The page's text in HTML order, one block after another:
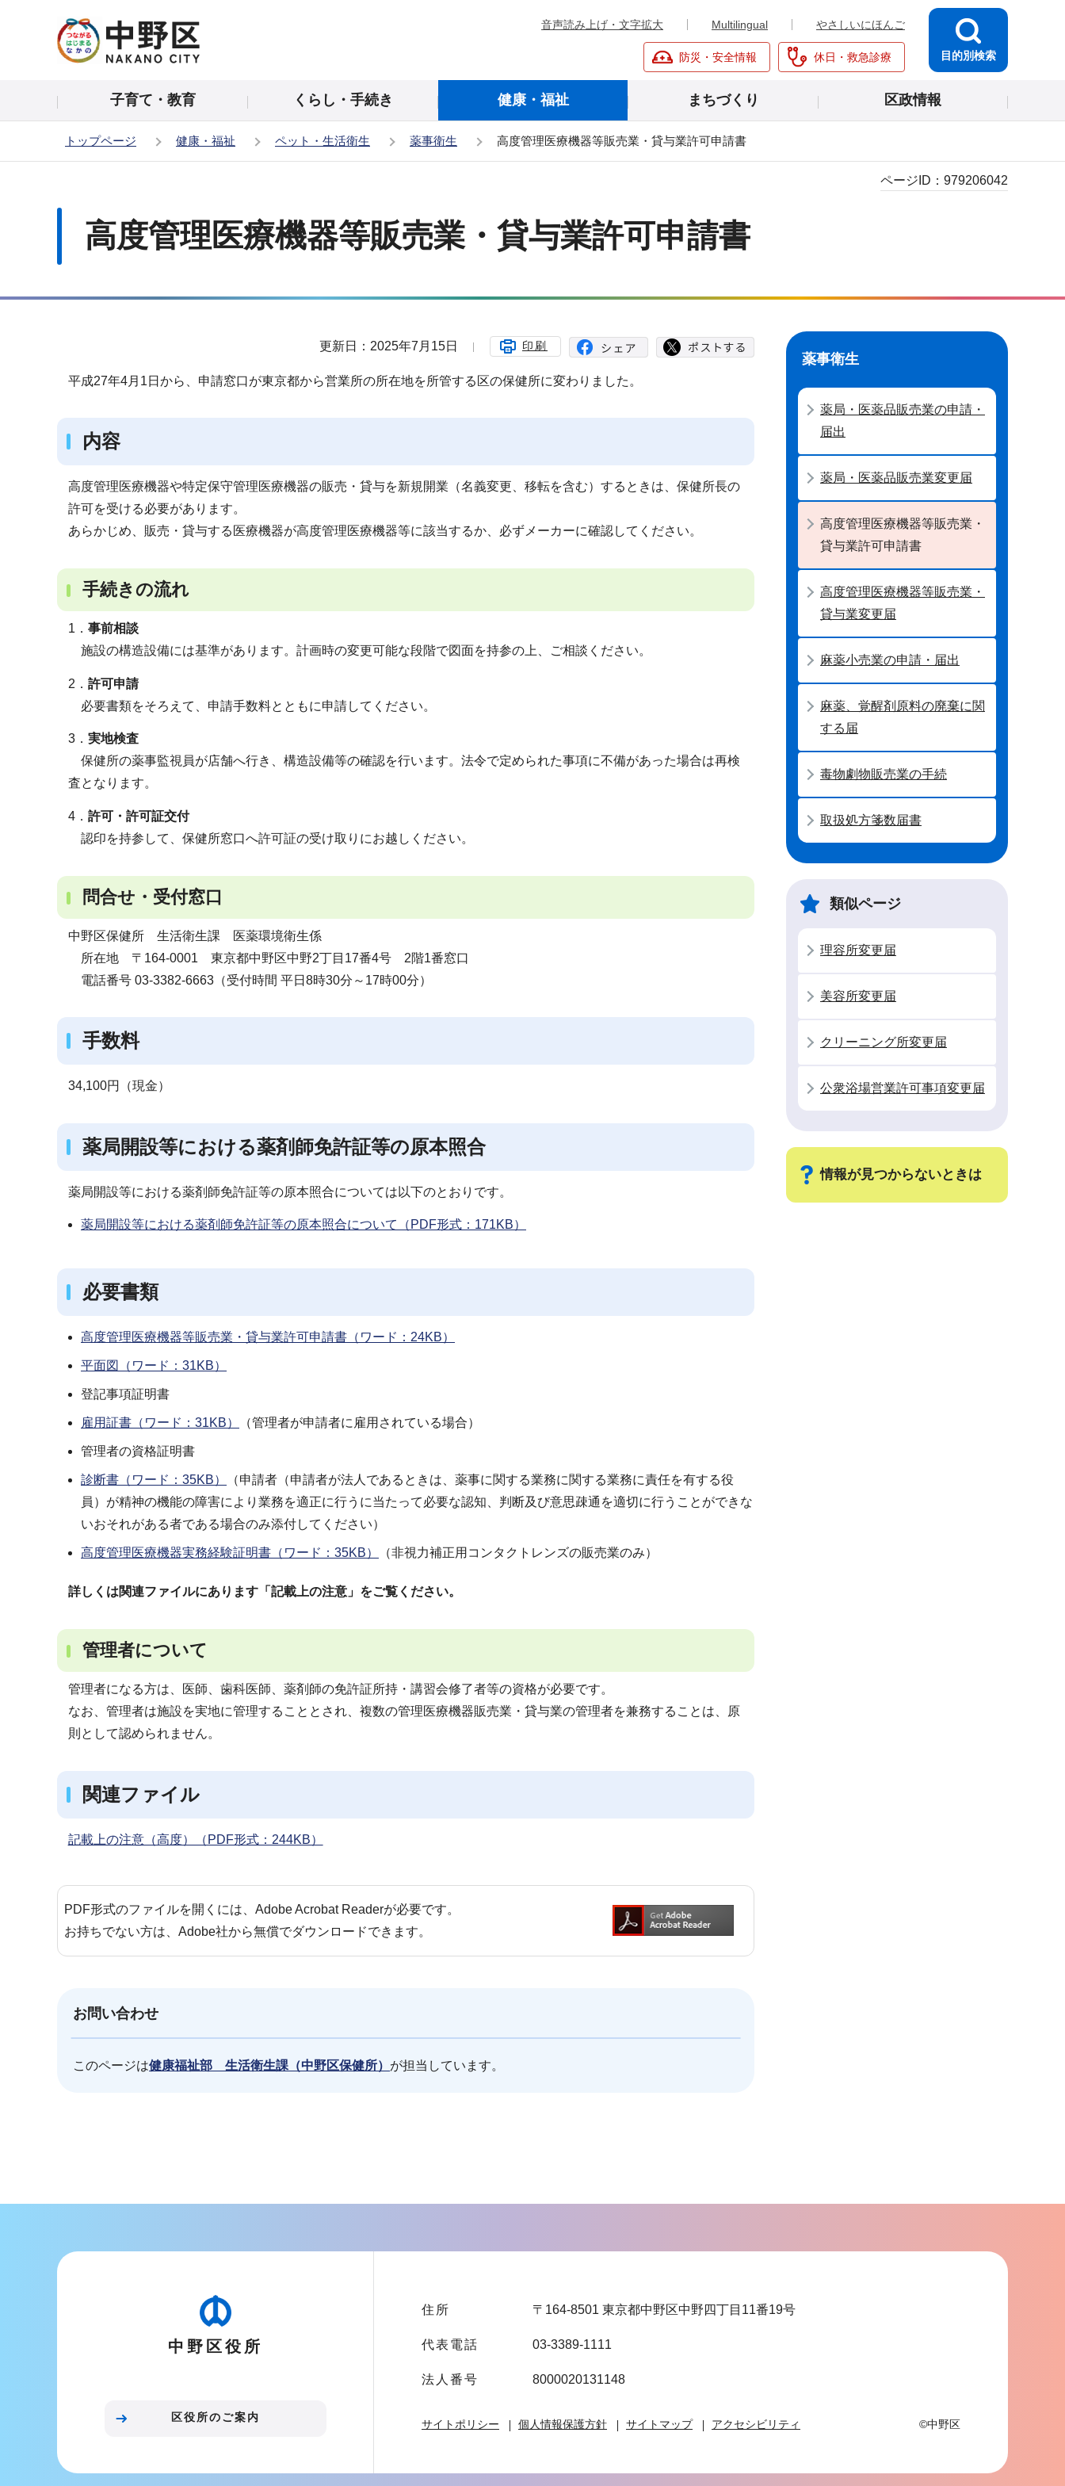
の
頭
音声読み上げ・文字拡大 Multilingual やさしいにほんご
防災・安全情報 休日・救急診療 目的別検索
子育て・教育 くらし・手続き 健康・福祉 まちづくり 区政情報
トップページ 健康・福祉 ペット・生活衛生 薬事衛生 高度管理医療機器等販売業・貸与業許可申請書
高度管理医療機器等販売業・貸与業許可申請書
ページID： 979206042
更新日：2025年7月15日 印刷
平成27年4月1日から、申請窓口が東京都から営業所の所在地を所管する区の保健所に変わりました。
内容
高度管理医療機器や特定保守管理医療機器の販売・貸与を新規開業（名義変更、移転を含む）するときは、保健所長の
許可を受ける必要があります。
あらかじめ、販売・貸与する医療機器が高度管理医療機器等に該当するか、必ずメーカーに確認してください。
手続きの流れ
1． 事前相談
施設の構造設備には基準があります。計画時の変更可能な段階で図面を持参の上、ご相談ください。
2． 許可申請
必要書類をそろえて、申請手数料とともに申請してください。
3． 実地検査
保健所の薬事監視員が店舗へ行き、構造設備等の確認を行います。法令で定められた事項に不備があった場合は再検
査となります。
4． 許可・許可証交付
認印を持参して、保健所窓口へ許可証の受け取りにお越しください。
問合せ・受付窓口
中野区保健所 生活衛生課 医薬環境衛生係
所在地 〒164-0001 東京都中野区中野2丁目17番4号 2階1番窓口
電話番号 03-3382-6663（受付時間 平日8時30分～17時00分）
手数料
34,100円（現金）
薬局開設等における薬剤師免許証等の原本照合
薬局開設等における薬剤師免許証等の原本照合については以下のとおりです。
薬局開設等における薬剤師免許証等の原本照合について（PDF形式：171KB）
必要書類
高度管理医療機器等販売業・貸与業許可申請書（ワード：24KB）
平面図（ワード：31KB）
登記事項証明書
雇用証書（ワード：31KB） （管理者が申請者に雇用されている場合）
管理者の資格証明書
診断書（ワード：35KB）
（申請者（申請者が法人であるときは、薬事に関する業務に関する業務に責任を有する役
員）が精神の機能の障害により業務を適正に行うに当たって必要な認知、判断及び意思疎通を適切に行うことができな
いおそれがある者である場合のみ添付してください）
高度管理医療機器実務経験証明書（ワード：35KB） （非視力補正用コンタクトレンズの販売業のみ）
詳しくは関連ファイルにあります「記載上の注意」をご覧ください。
管理者について
管理者になる方は、医師、歯科医師、薬剤師の免許証所持・講習会修了者等の資格が必要です。
なお、管理者は施設を実地に管理することとされ、複数の管理医療機器販売業・貸与業の管理者を兼務することは、原
則として認められません。
関連ファイル
記載上の注意（高度）（PDF形式：244KB）
PDF形式のファイルを開くには、Adobe Acrobat Readerが必要です。
お持ちでない方は、Adobe社から無償でダウンロードできます。
お問い合わせ
このページは健康福祉部 生活衛生課（中野区保健所） が担当しています。
こ
ナ
ゲ
ー
か
ら
薬事衛生
薬局・医薬品販売業の申請・
届出
薬局・医薬品販売業変更届
高度管理医療機器等販売業・
貸与業許可申請書
高度管理医療機器等販売業・
貸与業変更届
麻薬小売業の申請・届出
麻薬、覚醒剤原料の廃棄に関
する届
毒物劇物販売業の手続
取扱処方箋数届書
類似ページ
理容所変更届
美容所変更届
クリーニング所変更届
公衆浴場営業許可事項変更届
情報が見つからないときは
中野区役所
区役所のご案内
住所 〒164-8501 東京都中野区中野四丁目11番19号
代表電話 03-3389-1111
法人番号 8000020131148
サイトポリシー 個人情報保護方針 サイトマップ アクセシビリティ ©中野区